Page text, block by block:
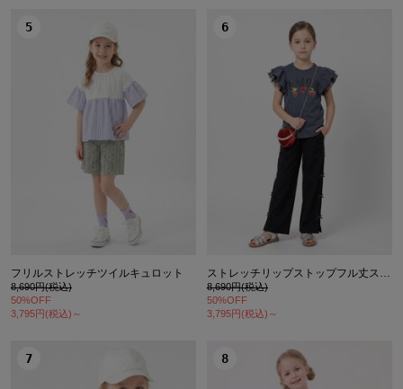
5
フリルストレッチツイルキュロット
8,690円(税込)
50%OFF
3,795円(税込)～
6
ストレッチリップストップフル丈ストレートパンツ
8,690円(税込)
50%OFF
3,795円(税込)～
7 8